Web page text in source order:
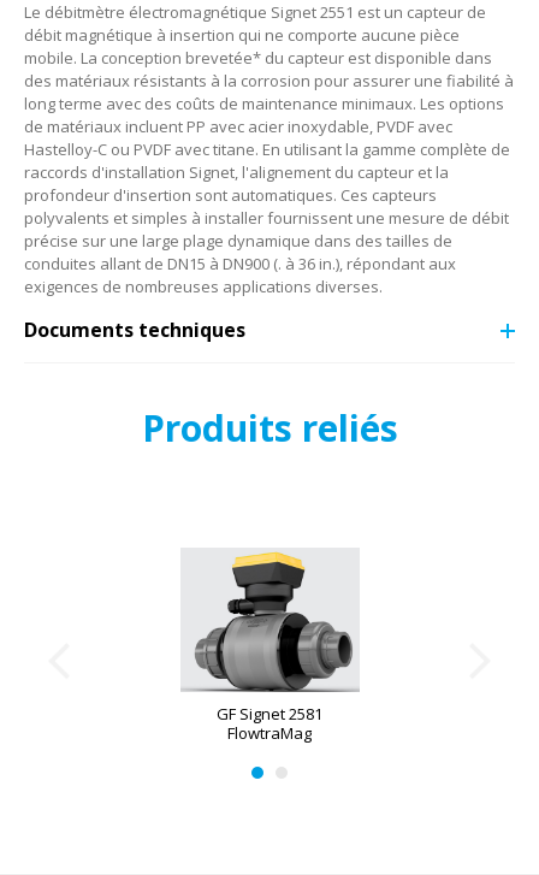
Le débitmètre électromagnétique Signet 2551 est un capteur de
débit magnétique à insertion qui ne comporte aucune pièce
mobile. La conception brevetée* du capteur est disponible dans
des matériaux résistants à la corrosion pour assurer une fiabilité à
long terme avec des coûts de maintenance minimaux. Les options
de matériaux incluent PP avec acier inoxydable, PVDF avec
Hastelloy-C ou PVDF avec titane. En utilisant la gamme complète de
raccords d'installation Signet, l'alignement du capteur et la
profondeur d'insertion sont automatiques. Ces capteurs
polyvalents et simples à installer fournissent une mesure de débit
précise sur une large plage dynamique dans des tailles de
conduites allant de DN15 à DN900 (. à 36 in.), répondant aux
exigences de nombreuses applications diverses.
Documents techniques
Produits reliés
GF Signet 2581
FlowtraMag